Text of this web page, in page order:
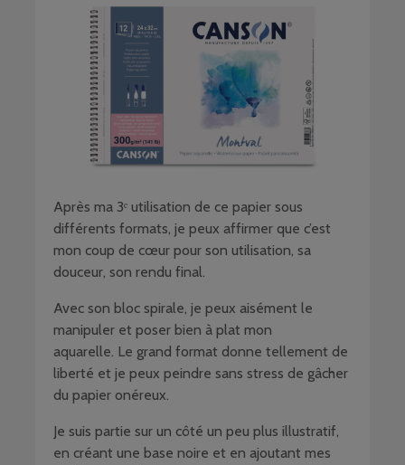
Après ma 3ᵉ utilisation de ce papier sous
différents formats, je peux affirmer que c’est
mon coup de cœur pour son utilisation, sa
douceur, son rendu final.
Avec son bloc spirale, je peux aisément le
manipuler et poser bien à plat mon
aquarelle. Le grand format donne tellement de
liberté et je peux peindre sans stress de gâcher
du papier onéreux.
Je suis partie sur un côté un peu plus illustratif,
en créant une base noire et en ajoutant mes